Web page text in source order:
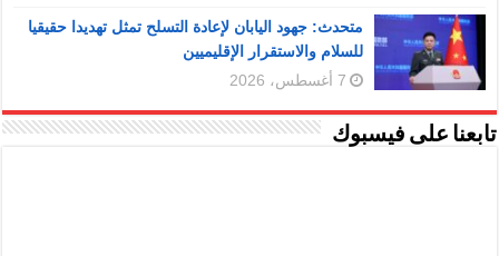
متحدث: جهود اليابان لإعادة التسلح تمثل تهديدا حقيقيا
للسلام والاستقرار الإقليميين
7 أغسطس، 2026
تابعنا على فيسبوك